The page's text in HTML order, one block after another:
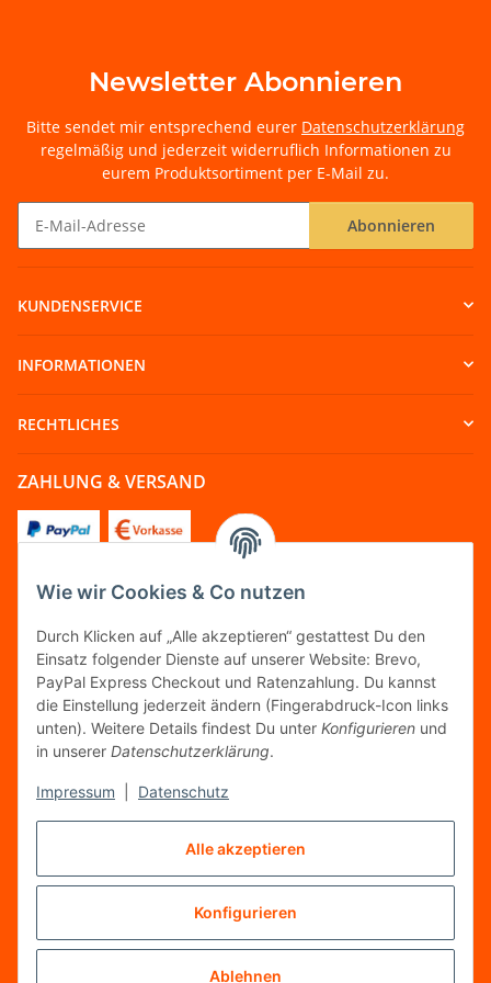
Alle akzeptieren
Konfigurieren
Ablehnen
Wie wir Cookies & Co nutzen
Durch Klicken auf „Alle akzeptieren“ gestattest Du den
Einsatz folgender Dienste auf unserer Website: Brevo,
PayPal Express Checkout und Ratenzahlung. Du kannst
die Einstellung jederzeit ändern (Fingerabdruck-Icon links
unten). Weitere Details findest Du unter Konfigurieren und
in unserer Datenschutzerklärung.
Impressum Datenschutz
Newsletter Abonnieren
Bitte sendet mir entsprechend eurer Datenschutzerklärung
regelmäßig und jederzeit widerruflich Informationen zu
eurem Produktsortiment per E-Mail zu.
Abonnieren
KUNDENSERVICE
INFORMATIONEN
RECHTLICHES
ZAHLUNG & VERSAND
FOLGT UNS
FAIRCOMMERCE
Wir sind seit 04.12.2015 Mitglied der Initiative
Vertrag widerrufen
* Alle Preise inkl. gesetzlicher MwSt.